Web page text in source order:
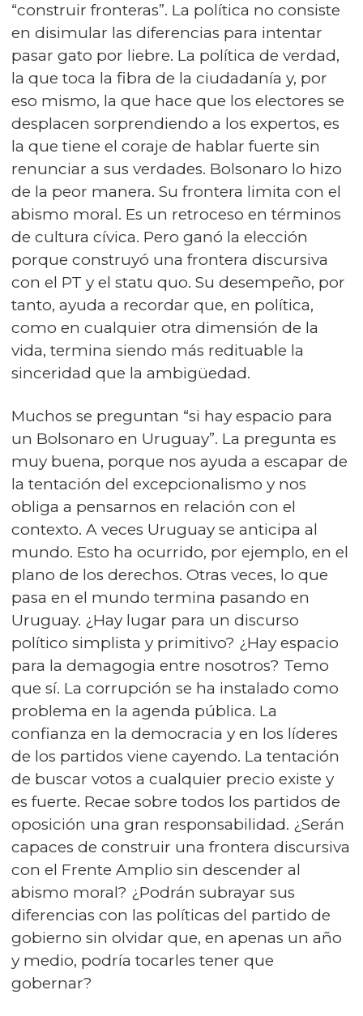
“construir fronteras”. La política no consiste
en disimular las diferencias para intentar
pasar gato por liebre. La política de verdad,
la que toca la fibra de la ciudadanía y, por
eso mismo, la que hace que los electores se
desplacen sorprendiendo a los expertos, es
la que tiene el coraje de hablar fuerte sin
renunciar a sus verdades. Bolsonaro lo hizo
de la peor manera. Su frontera limita con el
abismo moral. Es un retroceso en términos
de cultura cívica. Pero ganó la elección
porque construyó una frontera discursiva
con el PT y el statu quo. Su desempeño, por
tanto, ayuda a recordar que, en política,
como en cualquier otra dimensión de la
vida, termina siendo más redituable la
sinceridad que la ambigüedad.
Muchos se preguntan “si hay espacio para
un Bolsonaro en Uruguay”. La pregunta es
muy buena, porque nos ayuda a escapar de
la tentación del excepcionalismo y nos
obliga a pensarnos en relación con el
contexto. A veces Uruguay se anticipa al
mundo. Esto ha ocurrido, por ejemplo, en el
plano de los derechos. Otras veces, lo que
pasa en el mundo termina pasando en
Uruguay. ¿Hay lugar para un discurso
político simplista y primitivo? ¿Hay espacio
para la demagogia entre nosotros? Temo
que sí. La corrupción se ha instalado como
problema en la agenda pública. La
confianza en la democracia y en los líderes
de los partidos viene cayendo. La tentación
de buscar votos a cualquier precio existe y
es fuerte. Recae sobre todos los partidos de
oposición una gran responsabilidad. ¿Serán
capaces de construir una frontera discursiva
con el Frente Amplio sin descender al
abismo moral? ¿Podrán subrayar sus
diferencias con las políticas del partido de
gobierno sin olvidar que, en apenas un año
y medio, podría tocarles tener que
gobernar?